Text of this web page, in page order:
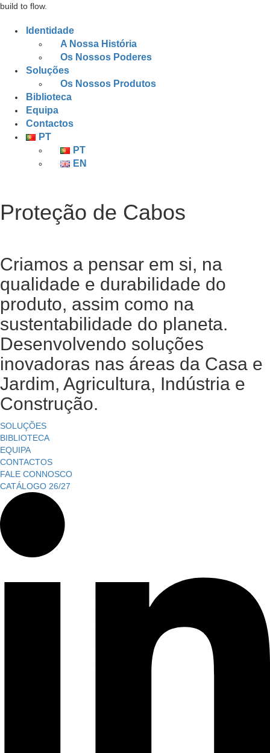
build to flow.
Identidade
A Nossa História
Os Nossos Poderes
Soluções
Os Nossos Produtos
Biblioteca
Equipa
Contactos
PT
PT
EN
Proteção de Cabos
Criamos a pensar em si, na
qualidade e durabilidade do
produto, assim como na
sustentabilidade do planeta.
Desenvolvendo soluções
inovadoras nas áreas da Casa e
Jardim, Agricultura, Indústria e
Construção.
SOLUÇÕES
BIBLIOTECA
EQUIPA
CONTACTOS
FALE CONNOSCO
CATÁLOGO 26/27